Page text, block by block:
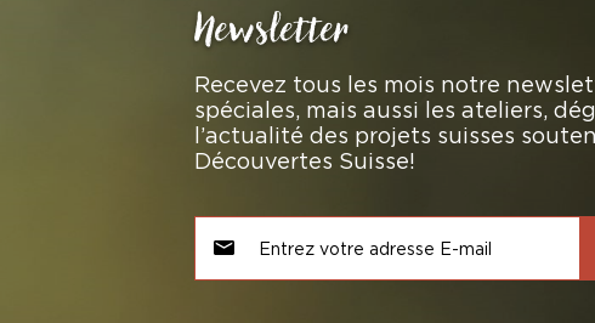
Newsletter
Recevez tous les mois notre
spéciales, mais aussi les ateliers,
l’actualité des projets suisses
Découvertes Suisse!